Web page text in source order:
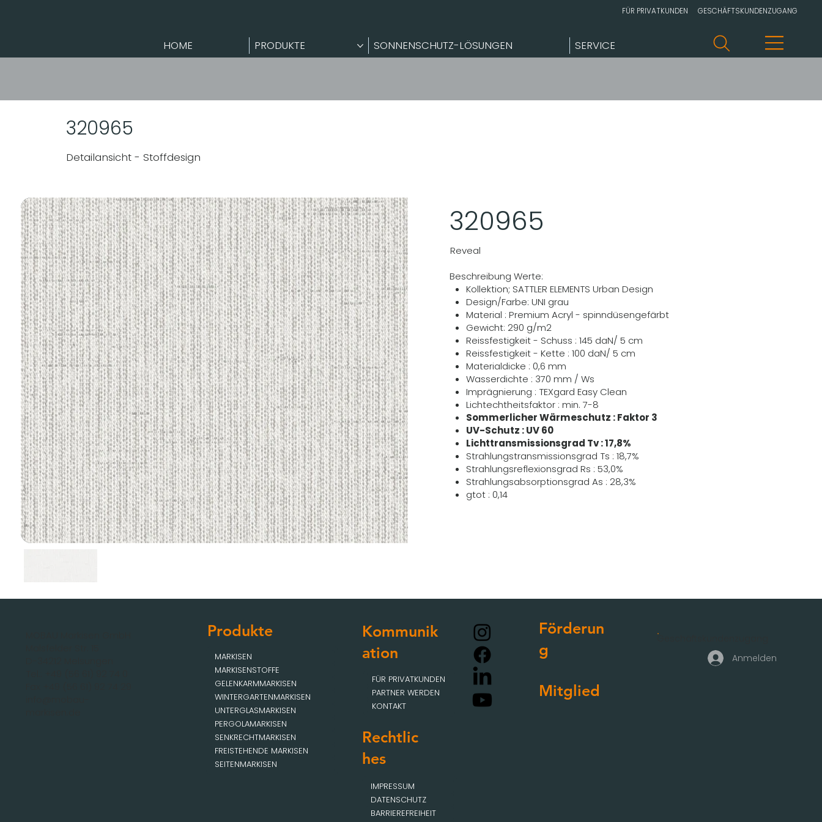
HOME PRODUKTE SONNENSCHUTZ-LÖSUNGEN SERVICE
FÜR PRIVATKUNDEN GESCHÄFTSKUNDENZUGANG
320965
Detailansicht - Stoffdesign
320965
Reveal
Beschreibung Werte:
Kollektion; SATTLER ELEMENTS Urban Design
Design/Farbe: UNI grau
Material : Premium Acryl - spinndüsengefärbt
Gewicht: 290 g/m2
Reissfestigkeit - Schuss : 145 daN/ 5 cm
Reissfestigkeit - Kette : 100 daN/ 5 cm
Materialdicke : 0,6 mm
Wasserdichte : 370 mm / Ws
Imprägnierung : TEXgard Easy Clean
Lichtechtheitsfaktor : min. 7-8
Sommerlicher Wärmeschutz : Faktor 3
UV-Schutz : UV 60
Lichttransmissionsgrad Tv : 17,8%
Strahlungstransmissionsgrad Ts : 18,7%
Strahlungsreflexionsgrad Rs : 53,0%
Strahlungsabsorptionsgrad As : 28,3%
gtot : 0,14
Produkte
MARKISEN
MARKISENSTOFFE
GELENKARMMARKISEN
WINTERGARTENMARKISEN
UNTERGLASMARKISEN
PERGOLAMARKISEN
SENKRECHTMARKISEN
FREISTEHENDE MARKISEN
SEITENMARKISEN
Kommunik
ation
FÜR PRIVATKUNDEN
PARTNER WERDEN
KONTAKT
Rechtlic
hes
IMPRESSUM
DATENSCHUTZ
BARRIEREFREIHEIT
Förderun
g
Mitglied
Anmelden